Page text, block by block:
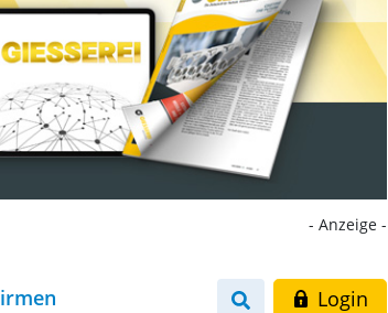
- Anzeige -
Login